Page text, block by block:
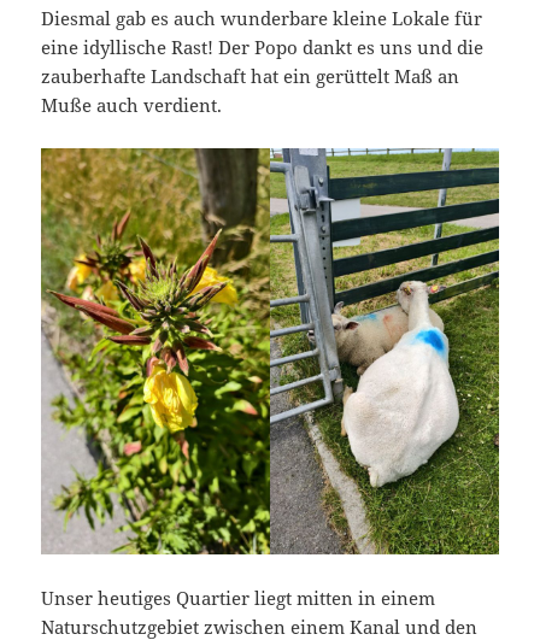
Diesmal gab es auch wunderbare kleine Lokale für
eine idyllische Rast! Der Popo dankt es uns und die
zauberhafte Landschaft hat ein gerüttelt Maß an
Muße auch verdient.
Unser heutiges Quartier liegt mitten in einem
Naturschutzgebiet zwischen einem Kanal und den